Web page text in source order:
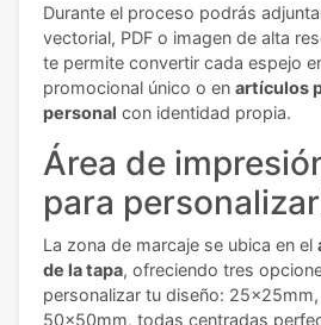
Durante el proceso podrás
vectorial, PDF o imagen de alta
te permite convertir cada espejo
promocional único o en artículos
personal con identidad propia.
Área de
para
La zona de marcaje se ubica en el
de la tapa, ofreciendo tres
personalizar tu diseño:
50x50mm, todas centradas